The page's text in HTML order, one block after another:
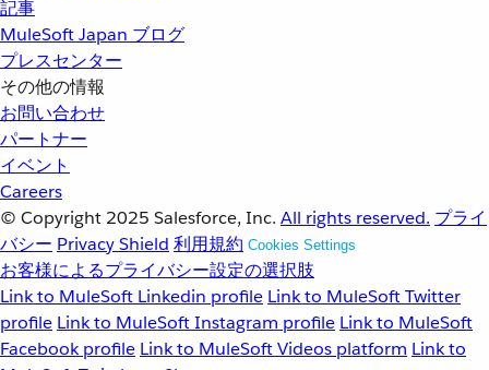
記事
MuleSoft Japan ブログ
プレスセンター
その他の情報
お問い合わせ
パートナー
イベント
Careers
© Copyright 2025 Salesforce, Inc. All rights reserved. プライ
バシー Privacy Shield 利用規約 Cookies Settings
お客様によるプライバシー設定の選択肢
Link to MuleSoft Linkedin profile Link to MuleSoft Twitter
profile Link to MuleSoft Instagram profile Link to MuleSoft
Facebook profile Link to MuleSoft Videos platform Link to